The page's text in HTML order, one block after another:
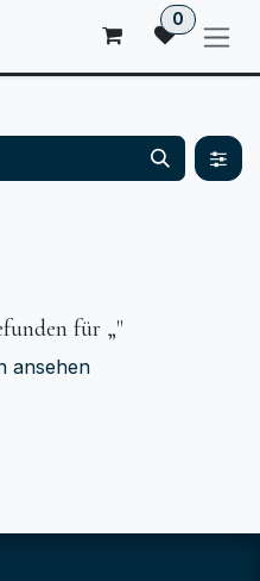
0
für „"
ansehen